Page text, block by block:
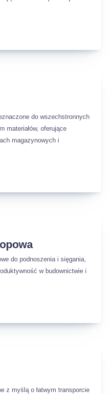
do wszechstronnych
materiałów, oferujące
magazynowych i
do podnoszenia i sięgania,
w budownictwie i
z myślą o łatwym transporcie